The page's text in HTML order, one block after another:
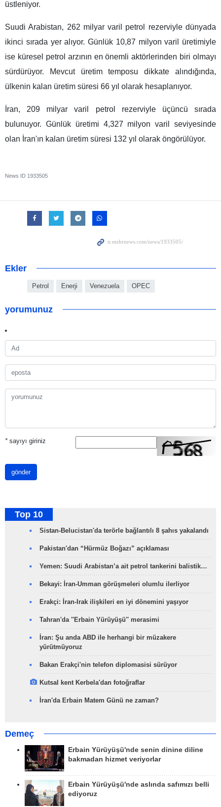
üstleniyor.
Suudi Arabistan, 262 milyar varil petrol rezerviyle dünyada
ikinci sırada yer alıyor. Günlük 10,87 milyon varil üretimiyle
ise küresel petrol arzının en önemli aktörlerinden biri olmayı
sürdürüyor. Mevcut üretim temposu dikkate alındığında,
ülkenin kalan üretim süresi 66 yıl olarak hesaplanıyor.
İran, 209 milyar varil petrol rezerviyle üçüncü sırada
bulunuyor. Günlük üretimi 4,327 milyon varil seviyesinde
olan İran'ın kalan üretim süresi 132 yıl olarak öngörülüyor.
News ID 1933505
Ekler
Petrol Enerji Venezuela OPEC
yorumunuz
*sayıyı giriniz
gönder
Top 10
Sistan-Belucistan'da terörle bağlantılı 8 şahıs yakalandı
Pakistan'dan “Hürmüz Boğazı” açıklaması
Yemen: Suudi Arabistan’a ait petrol tankerini balistik…
Bekayi: İran-Umman görüşmeleri olumlu ilerliyor
Erakçi: İran-Irak ilişkileri en iyi dönemini yaşıyor
Tahran'da ''Erbain Yürüyüşü'' merasimi
İran: Şu anda ABD ile herhangi bir müzakere
yürütmüyoruz
Bakan Erakçi'nin telefon diplomasisi sürüyor
Kutsal kent Kerbela'dan fotoğraflar
İran'da Erbain Matem Günü ne zaman?
Demeç
Erbain Yürüyüşü'nde senin dinine diline
bakmadan hizmet veriyorlar
Erbain Yürüyüşü'nde aslında safımızı belli
ediyoruz